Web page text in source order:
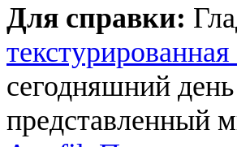
Для справки:
сегодняшний
представленный